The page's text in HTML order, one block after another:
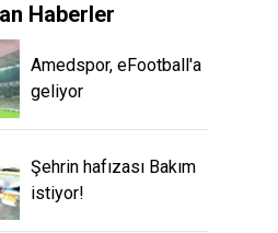
Haberler
Amedspor, eFootball'a
geliyor
Şehrin hafızası Bakım
istiyor!